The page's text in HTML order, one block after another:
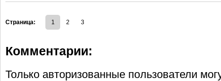
Страница: 1 2 3
Комментарии:
Только авторизованные пользователи